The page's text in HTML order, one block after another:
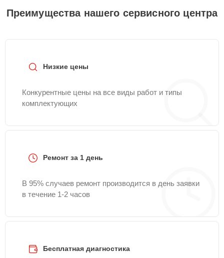
Преимущества нашего сервисного центра
Низкие цены
Конкурентные цены на все виды работ и типы
комплектующих
Ремонт за 1 день
В 95% случаев ремонт производится в день заявки
в течение 1-2 часов
Бесплатная диагностика